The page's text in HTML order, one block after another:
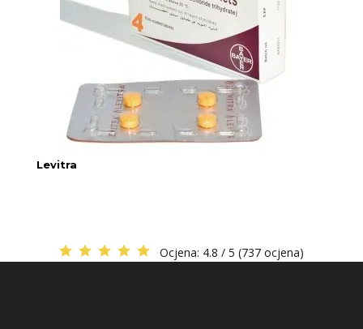
Levitra
Ocjena: 4.8 / 5 (737 ocjena)